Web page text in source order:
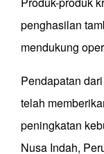
penghasilan
mendukung
Pendapatan
telah
peningkatan
Nusa Indah,